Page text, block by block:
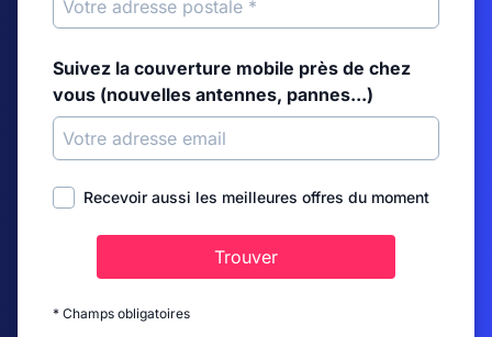
Suivez la couverture mobile près de chez
vous (nouvelles antennes, pannes...)
Recevoir aussi les meilleures offres du moment
Trouver
* Champs obligatoires